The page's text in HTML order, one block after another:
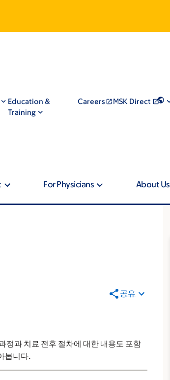
Education &
Training
Careers MSK Direct
For Physicians About Us
공유
정과 치료 전후 절차에 대한 내용도 포함
봅니다.